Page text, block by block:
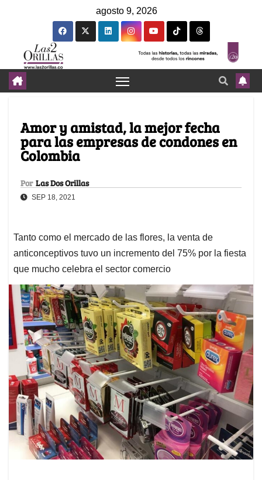
agosto 9, 2026
Amor y amistad, la mejor fecha
para las empresas de condones en
Colombia
Por Las Dos Orillas
SEP 18, 2021
Tanto como el mercado de las flores, la venta de
anticonceptivos tuvo un incremento del 75% por la fiesta
que mucho celebra el sector comercio